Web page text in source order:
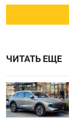
ЧИТАТЬ ЕЩЕ